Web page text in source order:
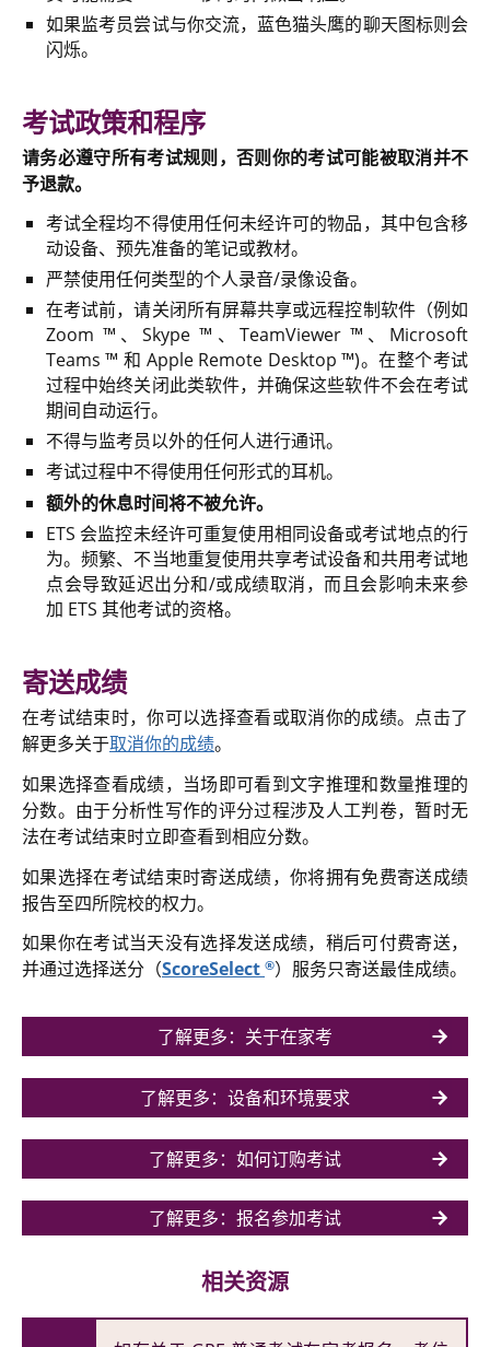
如果监考员尝试与你交流，蓝色猫头鹰的聊天图标则会
闪烁。
考试政策和程序
请务必遵守所有考试规则，否则你的考试可能被取消并不
予退款。
考试全程均不得使用任何未经许可的物品，其中包含移
动设备、预先准备的笔记或教材。
严禁使用任何类型的个人录音/录像设备。
在考试前，请关闭所有屏幕共享或远程控制软件（例如
Zoom™ 、Skype™ 、TeamViewer ™ 、Microsoft
Teams™ 和 Apple Remote Desktop™)。在整个考试
过程中始终关闭此类软件，并确保这些软件不会在考试
期间自动运行。
不得与监考员以外的任何人进行通讯。
考试过程中不得使用任何形式的耳机。
额外的休息时间将不被允许。
ETS 会监控未经许可重复使用相同设备或考试地点的行
为。频繁、不当地重复使用共享考试设备和共用考试地
点会导致延迟出分和/或成绩取消，而且会影响未来参
加 ETS 其他考试的资格。
寄送成绩
在考试结束时，你可以选择查看或取消你的成绩。点击了
解更多关于取消你的成绩。
如果选择查看成绩，当场即可看到文字推理和数量推理的
分数。由于分析性写作的评分过程涉及人工判卷，暂时无
法在考试结束时立即查看到相应分数。
如果选择在考试结束时寄送成绩，你将拥有免费寄送成绩
报告至四所院校的权力。
如果你在考试当天没有选择发送成绩，稍后可付费寄送，
并通过选择送分（ScoreSelect ®）服务只寄送最佳成绩。
了解更多：关于在家考
了解更多：设备和环境要求
了解更多：如何订购考试
了解更多：报名参加考试
相关资源